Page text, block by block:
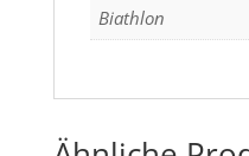
Biathlon